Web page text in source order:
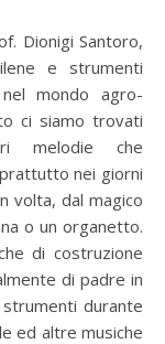
Dionigi Santoro,
e strumenti
mondo agro-
ci siamo trovati
melodie che
nei giorni
volta, dal magico
o un organetto.
di costruzione
di padre in
durante
ed altre musiche